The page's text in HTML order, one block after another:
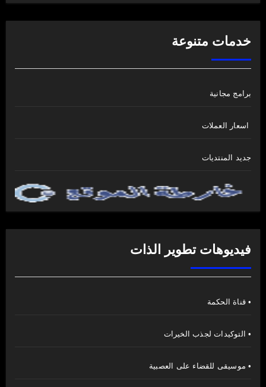
خدمات متنوعة
برامج مجانية
اسعار العملات
جديد المنتديات
فيديوهات تطوير الذات
• قناة الحكمة
• التوكيدات لجذب الخيرات
• موسيقى للقضاء على العصبية